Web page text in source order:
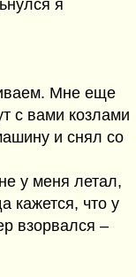
я
Мне еще
с вами козлами
и снял со
у меня летал,
кажется, что у
взорвался –